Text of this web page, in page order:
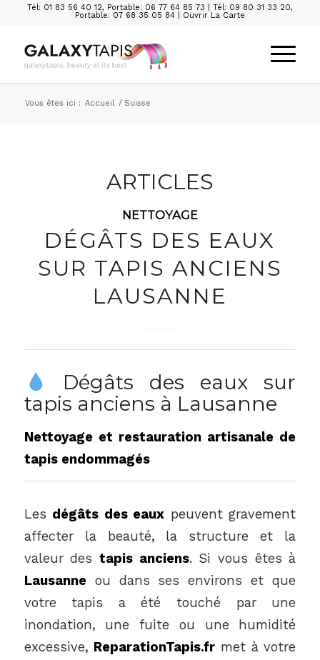
Tél: 01 83 56 40 12, Portable: 06 77 64 85 73 Tél: 09 80 31 33 20,
Portable: 07 68 35 05 84| Ouvrir La Carte
Vous êtes ici : Accueil / Suisse
ARTICLES
NETTOYAGE
DÉGÂTS DES EAUX
SUR TAPIS ANCIENS
LAUSANNE
Dégâts des eaux sur
tapis anciens à Lausanne
Nettoyage et restauration artisanale de
tapis endommagés
Les dégâts des eaux peuvent gravement
affecter la beauté, la structure et la
valeur des tapis anciens. Si vous êtes à
Lausanneou dans ses environs et que
votre tapis a été touché par une
inondation, une fuite ou une humidité
excessive, ReparationTapis.fr met à votre